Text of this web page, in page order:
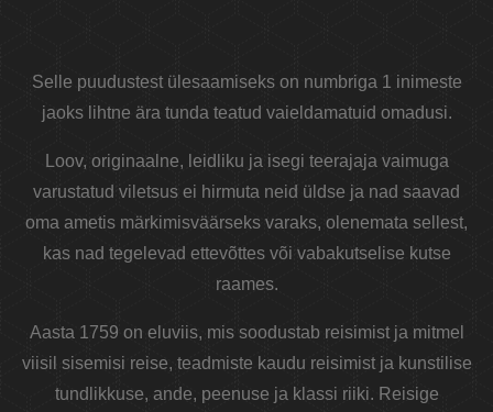
Selle puudustest ülesaamiseks on numbriga 1 inimeste
jaoks lihtne ära tunda teatud vaieldamatuid omadusi.
Loov, originaalne, leidliku ja isegi teerajaja vaimuga
varustatud viletsus ei hirmuta neid üldse ja nad saavad
oma ametis märkimisväärseks varaks, olenemata sellest,
kas nad tegelevad ettevõttes või vabakutselise kutse
raames.
Aasta 1759 on eluviis, mis soodustab reisimist ja mitmel
viisil sisemisi reise, teadmiste kaudu reisimist ja kunstilise
tundlikkuse, ande, peenuse ja klassi riiki. Reisige